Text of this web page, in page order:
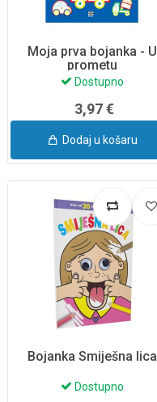
Moja prva bojanka - U
prometu
Dostupno
3,97 €
Dodaj u košaru
Bojanka Smiješna lica
Dostupno